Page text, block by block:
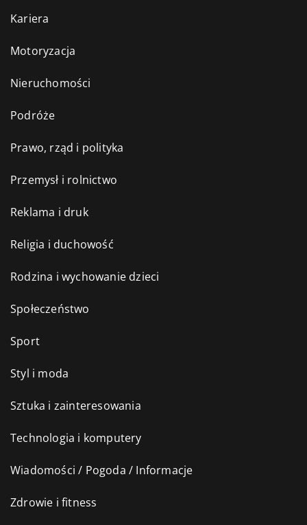
Kariera
Motoryzacja
Nieruchomości
Podróże
Prawo, rząd i polityka
Przemysł i rolnictwo
Reklama i druk
Religia i duchowość
Rodzina i wychowanie dzieci
Społeczeństwo
Sport
Styl i moda
Sztuka i zainteresowania
Technologia i komputery
Wiadomości / Pogoda / Informacje
Zdrowie i fitness